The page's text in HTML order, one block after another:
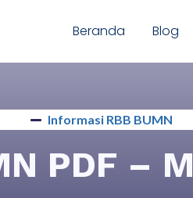
Beranda Blog
Informasi RBB BUMN
PDF –